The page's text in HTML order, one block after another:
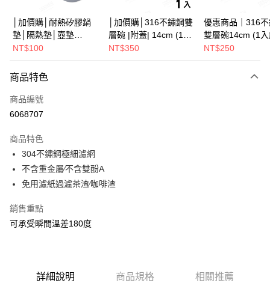
Google Pay
全盈+PAY
全家取貨（下單付款）後，現貨商品將於 3 個工作天內寄出
每筆NT$75，滿NT$1,199(含以上)免運費
7-11取貨（下單付款）後，現貨商品將於 3 個工作天內寄出
（不含訂購當天與例假日）
海外中華郵政配送 查看運費
│加價購│耐熱矽膠鍋
墊│隔熱墊│壺墊
NT$100
│加價購│316不鏽鋼雙
層碗 |附蓋| 14cm (1入
散裝) SG0141
NT$350
優惠商品｜316
雙層碗14cm (1
SG0140
NT$250
商品特色
商品編號
6068707
商品特色
304不鏽鋼極細濾網
不含重金屬∕不含雙酚A
免用濾紙過濾茶渣∕咖啡渣
銷售重點
可承受瞬間溫差180度
詳細說明 商品規格 相關推薦